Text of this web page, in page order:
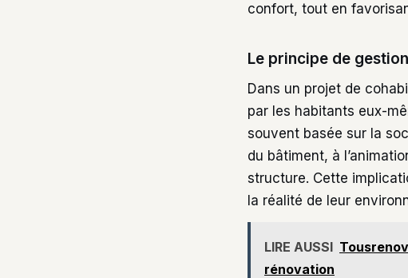
confort, tout en
Le principe de
Dans un projet de
par les habitants eux-
souvent basée sur la
du bâtiment, à
structure. Cette
la réalité de leur
LIRE AUSSI
rénovation